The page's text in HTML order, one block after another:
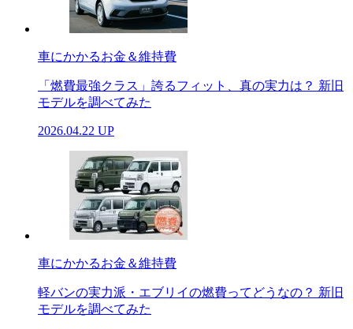
車にかかるお金＆維持費
「燃費最強クラス」誇るフィット、真の実力は？ 新旧
モデルを調べてみた
2026.04.22 UP
車にかかるお金＆維持費
軽バンの実力派・エブリイの燃費ってどうなの？ 新旧
モデルを調べてみた